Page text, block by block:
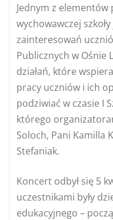
Jednym z
wychowawczej
zainteresowań
Publicznych w Ośnie
działań, które
pracy uczniów i ich
podziwiać w czasie I
którego
Soloch, Pani Kamilla
Stefaniak.
Koncert odbył się 5
uczestnikami były
edukacyjnego –